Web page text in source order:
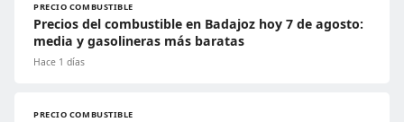
PRECIO COMBUSTIBLE
Precios del combustible en Badajoz hoy 7 de agosto:
media y gasolineras más baratas
Hace 1 días
PRECIO COMBUSTIBLE